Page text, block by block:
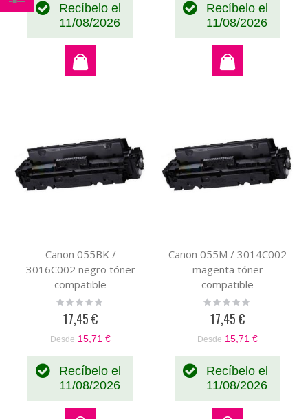
Recíbelo el
11/08/2026
Recíbelo el
11/08/2026
Canon 055BK /
3016C002 negro tóner
compatible
Rating:
17,45 €
Desde 15,71 €
Recíbelo el
11/08/2026
Canon 055M / 3014C002
magenta tóner
compatible
Rating:
17,45 €
Desde 15,71 €
Recíbelo el
11/08/2026
Comprar